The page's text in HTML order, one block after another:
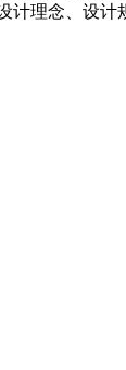
理念、设计